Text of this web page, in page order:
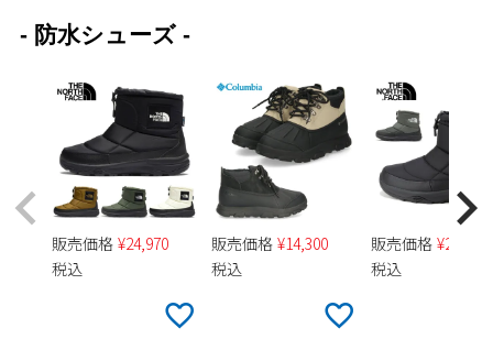
営業日カレンダー
2026 年8月
日 月 火 水
土
1
2
3 4 5 6
9
10 12 13 14
15
16
19 21
25
- 防水シューズ -
販売価格 ¥24,970
税込
販売価格 ¥14,300
税込
販売価格 ¥25,960
税込